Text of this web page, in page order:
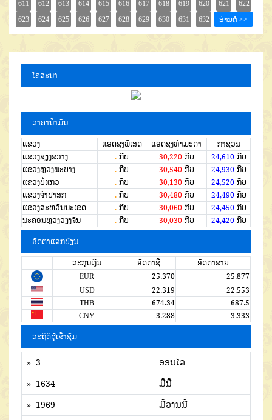
ໂຄສະນາ
ລາຄານໍ້າມັນ
ແຂວງ ແອັດຊັງພິເສດ ແອັດຊັງທຳມະດາ
ກາຊວນ
ແຂວງຊຽງຂວາງ
. ກີບ 30,220ກີບ 24,610ກີບ
ແຂວງຫຼວງພະບາງ
. ກີບ 30,540ກີບ 24,930ກີບ
ແຂວງບໍ່ແກ້ວ
. ກີບ 30,130ກີບ 24,520ກີບ
ແຂວງຈໍາປາສັກ
. ກີບ 30,480ກີບ 24,490ກີບ
ແຂວງສະຫວັນນະເຂດ
. ກີບ 30,060ກີບ 24,450ກີບ
ນະຄອນຫຼວງວຽງຈັນ
. ກີບ 30,030ກີບ 24,420ກີບ
ອັດຕາແລກປ່ຽນ
ສະກຸນເງີນ ອັດຕາຊື້
ອັດຕາຂາຍ
EUR
25.370
25.877
USD
22.319
22.553
THB
674.34
687.5
CNY
3.288 3.333
ສະຖິຕິຜູ້ເຂົ້າຊົມ
» 3
ອອນໄລ
» 1634
ມື້ນີ້
» 1969
ມື້ວານນີ້